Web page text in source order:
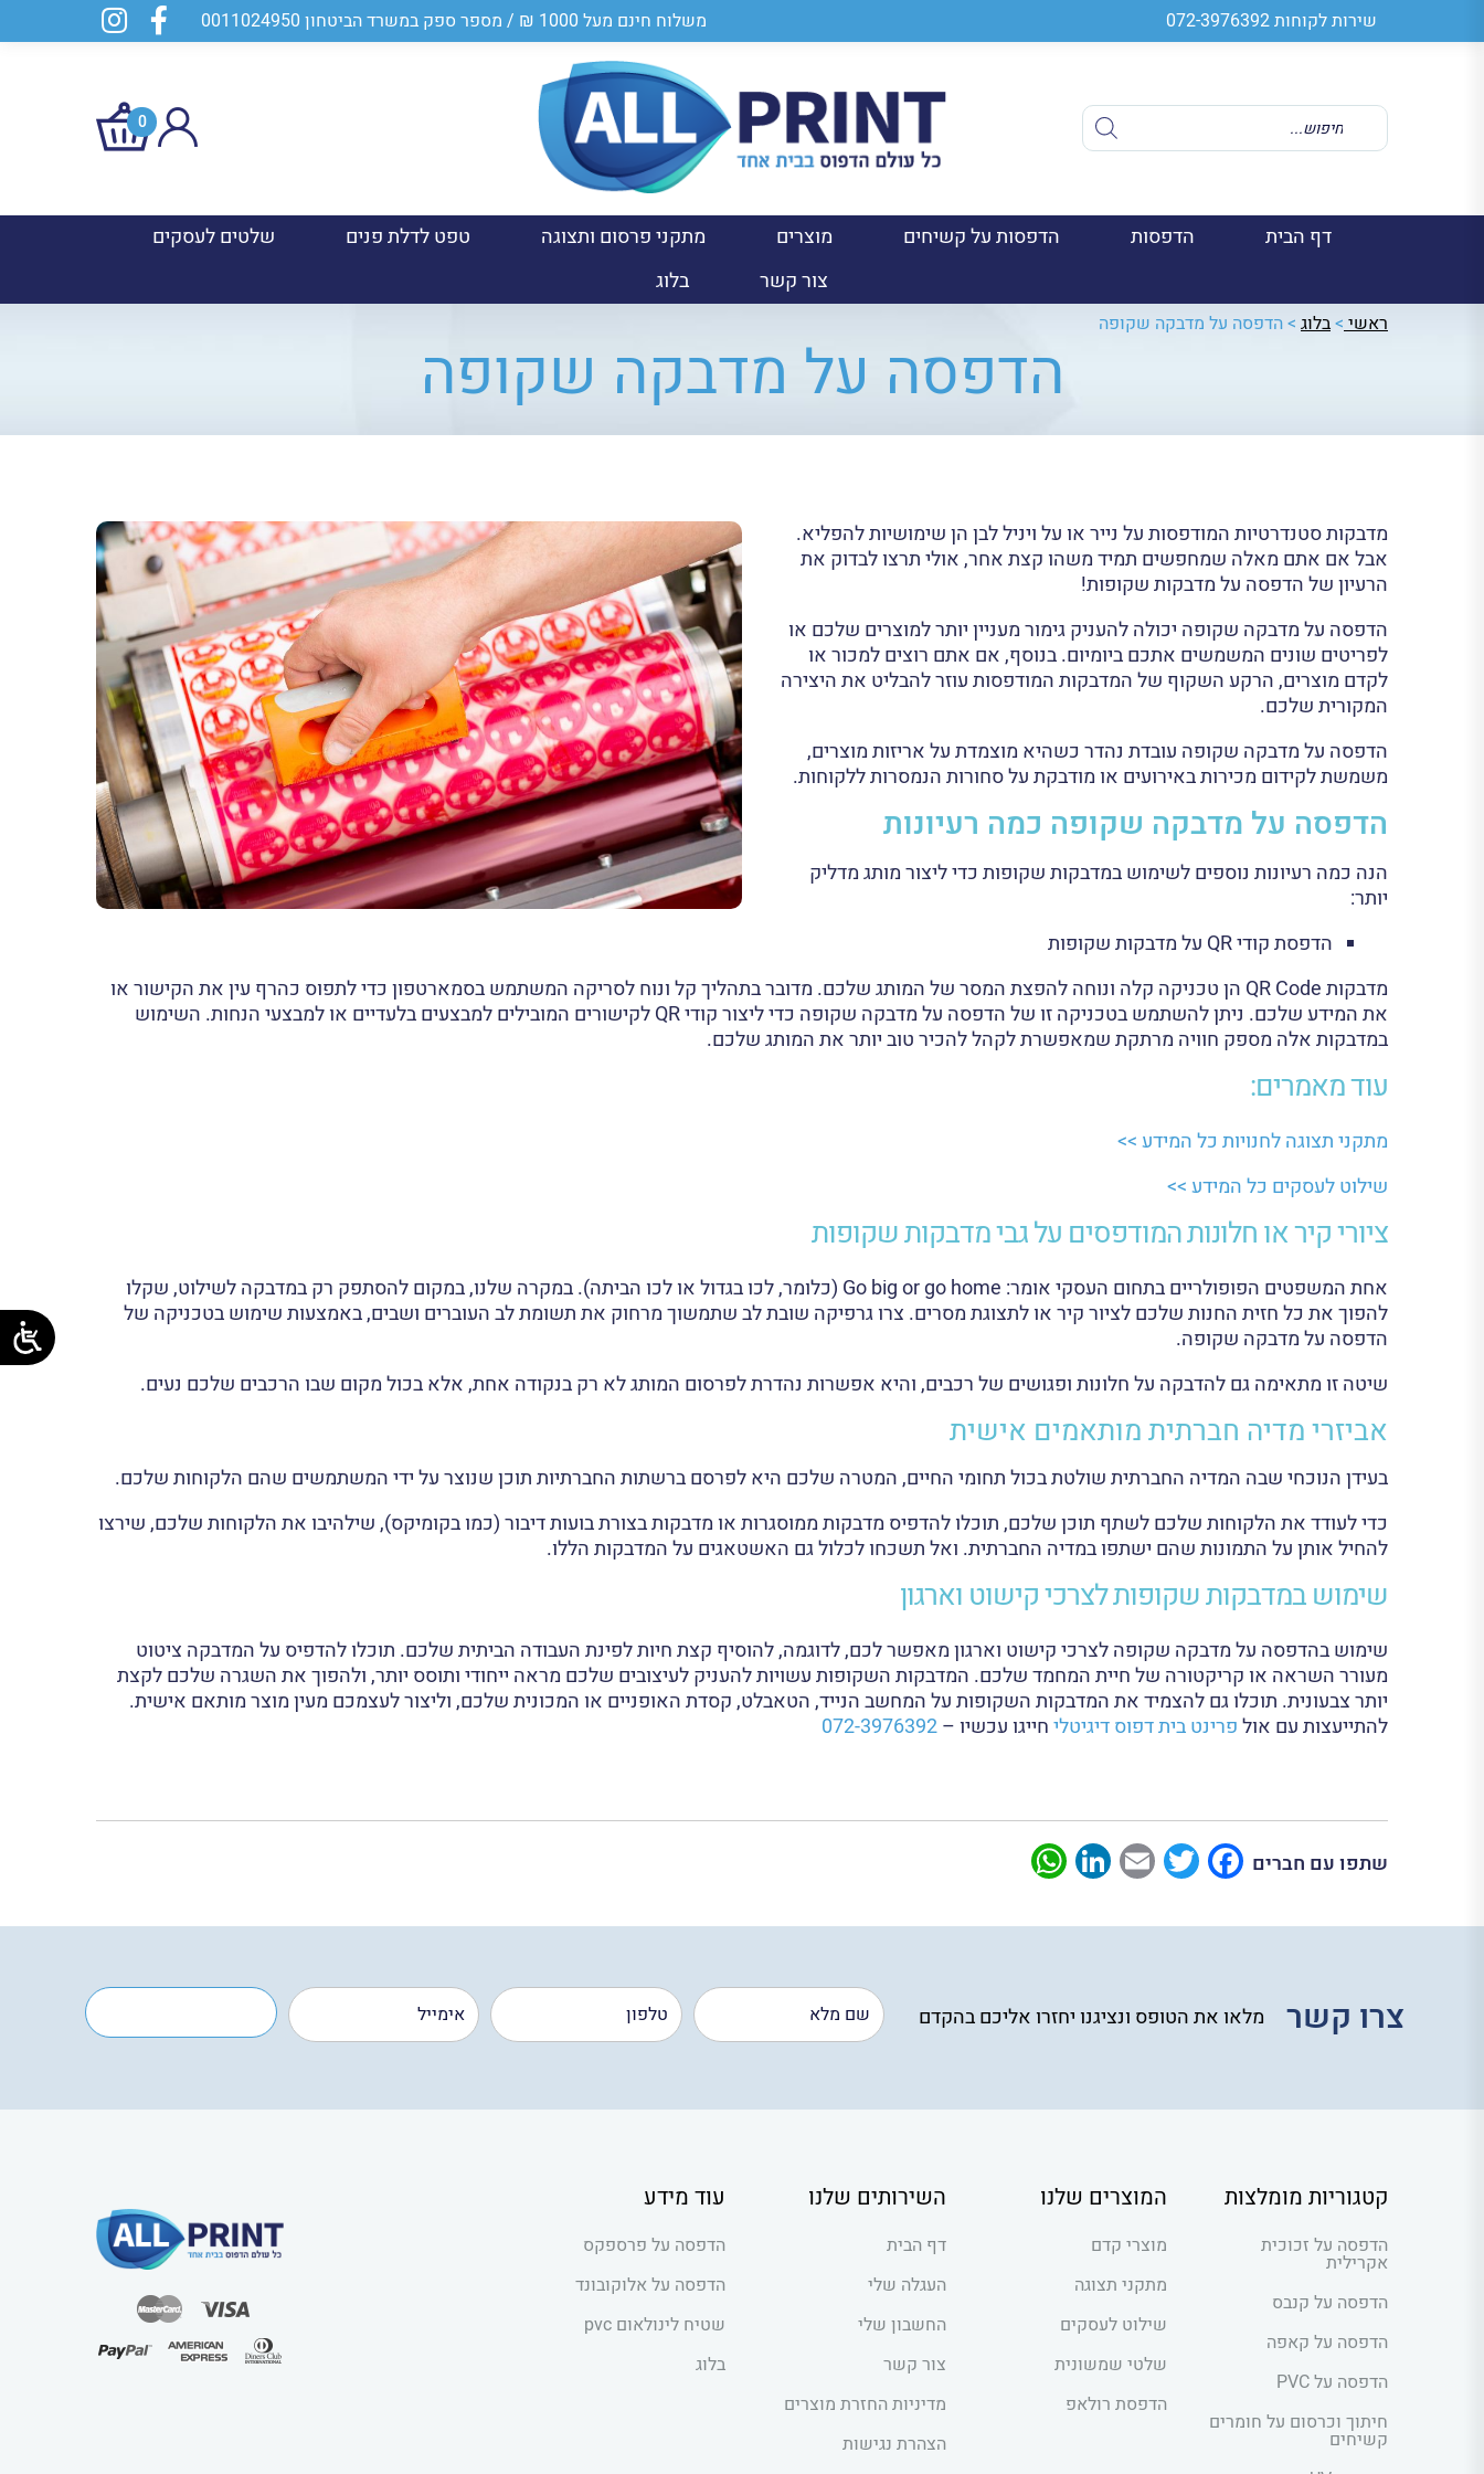
שירות לקוחות072-3976392 משלוח חינם מעל 1000 ₪ / מספר ספק במשרד הביטחון 0011024950
Products
search
0
דף הבית הדפסות הדפסות על קשיחים מוצרים מתקני פרסום ותצוגה טפט לדלת פנים
שלטים לעסקים
צור קשר
בלוג
ראשי >בלוג >הדפסה על מדבקה שקופה
הדפסה על מדבקה שקופה
מדבקות סטנדרטיות המודפסות על נייר או על ויניל לבן הן שימושיות להפליא.
אבל אם אתם מאלה שמחפשים תמיד משהו קצת אחר, אולי תרצו לבדוק את
הרעיון של הדפסה על מדבקות שקופות!
הדפסה על מדבקה שקופה יכולה להעניק גימור מעניין יותר למוצרים שלכם או
לפריטים שונים המשמשים אתכם ביומיום. בנוסף, אם אתם רוצים למכור או
לקדם מוצרים, הרקע השקוף של המדבקות המודפסות עוזר להבליט את היצירה
המקורית שלכם.
הדפסה על מדבקה שקופה עובדת נהדר כשהיא מוצמדת על אריזות מוצרים,
משמשת לקידום מכירות באירועים או מודבקת על סחורות הנמסרות ללקוחות.
הדפסה על מדבקה שקופה כמה רעיונות
הנה כמה רעיונות נוספים לשימוש במדבקות שקופות כדי ליצור מותג מדליק
יותר:
הדפסת קודי QR על מדבקות שקופות
מדבקות QR Code הן טכניקה קלה ונוחה להפצת המסר של המותג שלכם. מדובר בתהליך קל ונוח לסריקה המשתמש בסמארטפון כדי לתפוס כהרף עין את הקישור או
את המידע שלכם. ניתן להשתמש בטכניקה זו של הדפסה על מדבקה שקופה כדי ליצור קודי QR לקישורים המובילים למבצעים בלעדיים או למבצעי הנחות. השימוש
במדבקות אלה מספק חוויה מרתקת שמאפשרת לקהל להכיר טוב יותר את המותג שלכם.
עוד מאמרים:
מתקני תצוגה לחנויות כל המידע >>
שילוט לעסקים כל המידע >>
ציורי קיר או חלונות המודפסים על גבי מדבקות שקופות
אחת המשפטים הפופולריים בתחום העסקי אומר: Go big or go home (כלומר, לכו בגדול או לכו הביתה). במקרה שלנו, במקום להסתפק רק במדבקה לשילוט, שקלו
להפוך את כל חזית החנות שלכם לציור קיר או לתצוגת מסרים. צרו גרפיקה שובת לב שתמשוך מרחוק את תשומת לב העוברים ושבים, באמצעות שימוש בטכניקה של
הדפסה על מדבקה שקופה.
שיטה זו מתאימה גם להדבקה על חלונות ופגושים של רכבים, והיא אפשרות נהדרת לפרסום המותג לא רק בנקודה אחת, אלא בכול מקום שבו הרכבים שלכם נעים.
אביזרי מדיה חברתית מותאמים אישית
בעידן הנוכחי שבה המדיה החברתית שולטת בכול תחומי החיים, המטרה שלכם היא לפרסם ברשתות החברתיות תוכן שנוצר על ידי המשתמשים שהם הלקוחות שלכם.
כדי לעודד את הלקוחות שלכם לשתף תוכן שלכם, תוכלו להדפיס מדבקות ממוסגרות או מדבקות בצורת בועות דיבור (כמו בקומיקס), שילהיבו את הלקוחות שלכם, שירצו
להחיל אותן על התמונות שהם ישתפו במדיה החברתית. ואל תשכחו לכלול גם האשטאגים על המדבקות הללו.
שימוש במדבקות שקופות לצרכי קישוט וארגון
שימוש בהדפסה על מדבקה שקופה לצרכי קישוט וארגון מאפשר לכם, לדוגמה, להוסיף קצת חיות לפינת העבודה הביתית שלכם. תוכלו להדפיס על המדבקה ציטוט
מעורר השראה או קריקטורה של חיית המחמד שלכם. המדבקות השקופות עשויות להעניק לעיצובים שלכם מראה ייחודי ותוסס יותר, ולהפוך את השגרה שלכם לקצת
יותר צבעונית. תוכלו גם להצמיד את המדבקות השקופות על המחשב הנייד, הטאבלט, קסדת האופניים או המכונית שלכם, וליצור לעצמכם מעין מוצר מותאם אישית.
להתייעצות עם אולפרינט בית דפוס דיגיטליחייגו עכשיו –072-3976392
שתפו עם חברים Facebook
Twitter
Email
LinkedIn
צרו קשר מלאו את הטופס ונציגנו יחזרו אליכם בהקדם
קטגוריות מומלצות
הדפסה על זכוכית
אקרילית
הדפסה על קנבס
הדפסה על קאפה
הדפסה על PVC
חיתוך וכרסום על חומרים
קשיחים
המוצרים שלנו
מוצרי קדם
מתקני תצוגה
שילוט לעסקים
שלטי שמשונית
הדפסת רולאפ
השירותים שלנו
דף הבית
העגלה שלי
החשבון שלי
צור קשר
מדיניות החזרת מוצרים
הצהרת נגישות
עוד מידע
הדפסה על פרספקס
הדפסה על אלוקובונד
שטיח לינולאום pvc
בלוג